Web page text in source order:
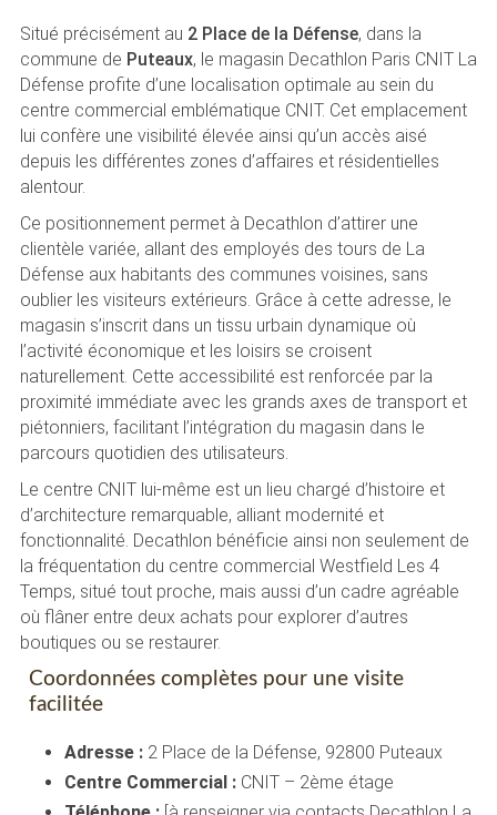
Situé précisément au 2 Place de la Défense, dans la
commune de Puteaux, le magasin Decathlon Paris CNIT La
Défense profite d’une localisation optimale au sein du
centre commercial emblématique CNIT. Cet emplacement
lui confère une visibilité élevée ainsi qu’un accès aisé
depuis les différentes zones d’affaires et résidentielles
alentour.
Ce positionnement permet à Decathlon d’attirer une
clientèle variée, allant des employés des tours de La
Défense aux habitants des communes voisines, sans
oublier les visiteurs extérieurs. Grâce à cette adresse, le
magasin s’inscrit dans un tissu urbain dynamique où
l’activité économique et les loisirs se croisent
naturellement. Cette accessibilité est renforcée par la
proximité immédiate avec les grands axes de transport et
piétonniers, facilitant l’intégration du magasin dans le
parcours quotidien des utilisateurs.
Le centre CNIT lui-même est un lieu chargé d’histoire et
d’architecture remarquable, alliant modernité et
fonctionnalité. Decathlon bénéficie ainsi non seulement de
la fréquentation du centre commercial Westfield Les 4
Temps, situé tout proche, mais aussi d’un cadre agréable
où flâner entre deux achats pour explorer d’autres
boutiques ou se restaurer.
Coordonnées complètes pour une visite
facilitée
Adresse :2 Place de la Défense, 92800 Puteaux
Centre Commercial :CNIT – 2ème étage